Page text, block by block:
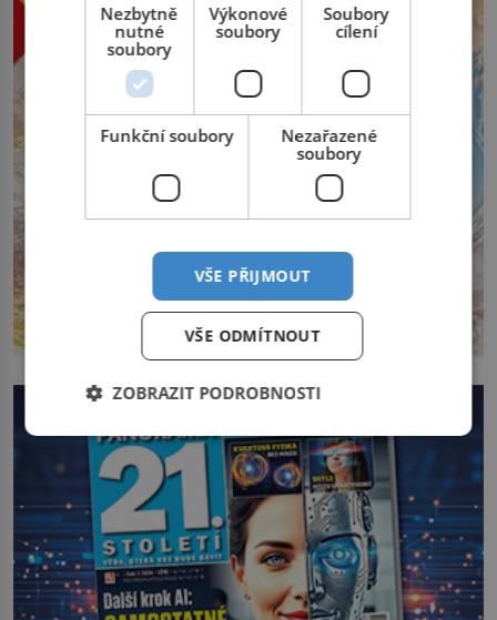
Nezbytně
nutné
soubory
Výkonové
soubory
Soubory
cílení
Funkční soubory
Nezařazené
soubory
VŠE PŘIJMOUT
VŠE ODMÍTNOUT
ZOBRAZIT PODROBNOSTI